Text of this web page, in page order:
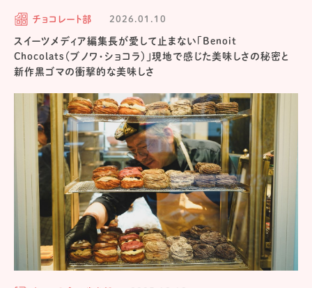
チョコレート部 2026.01.10
スイーツメディア編集長が愛して止まない「Benoit
Chocolats（ブノワ・ショコラ）」現地で感じた美味しさの秘密と
新作黒ゴマの衝撃的な美味しさ